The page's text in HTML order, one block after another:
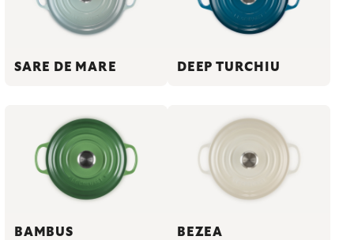
SARE DE MARE DEEP TURCHIU
BAMBUS BEZEA